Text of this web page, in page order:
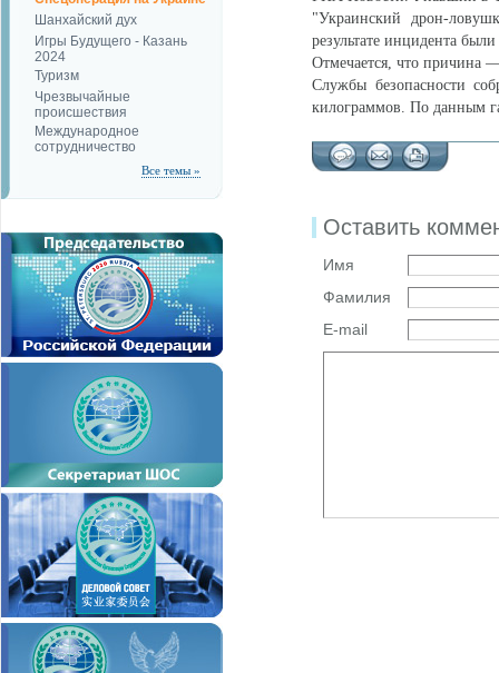
Шанхайский дух
Игры Будущего - Казань
2024
Туризм
Чрезвычайные
происшествия
Международное
сотрудничество
Все темы »
"Украинский дрон-
результате инцидента
Отмечается, что причина
Службы безопасности
килограммов. По данным
Оставить
Имя
Фамилия
E-mail